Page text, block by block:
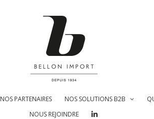
NOS PARTENAIRES NOS SOLUTIONS B2B
NOUS REJOINDRE